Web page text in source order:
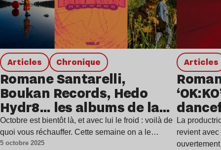
Articles chronique
Romane Santarelli,
Boukan Records, Hedo
Hydr8… les albums de la
semaine
Octobre est bientôt là, et avec lui le froid : voilà de
quoi vous réchauffer. Cette semaine on a le…
5 octobre 2025
Articles
La
revient